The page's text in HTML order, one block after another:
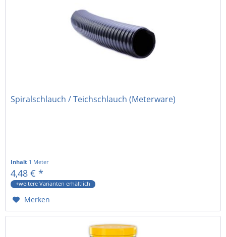
Spiralschlauch / Teichschlauch (Meterware)
Inhalt 1 Meter
4,48 € *
+weitere Varianten erhältlich
Merken